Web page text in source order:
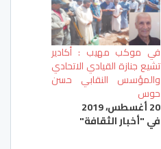
في موكب مهيب : أكادير
تشيع جنازة القيادي الاتحادي
والمؤسس النقابي حسن
حوس
20 أغسطس، 2019
في "أخبار الثقافة"